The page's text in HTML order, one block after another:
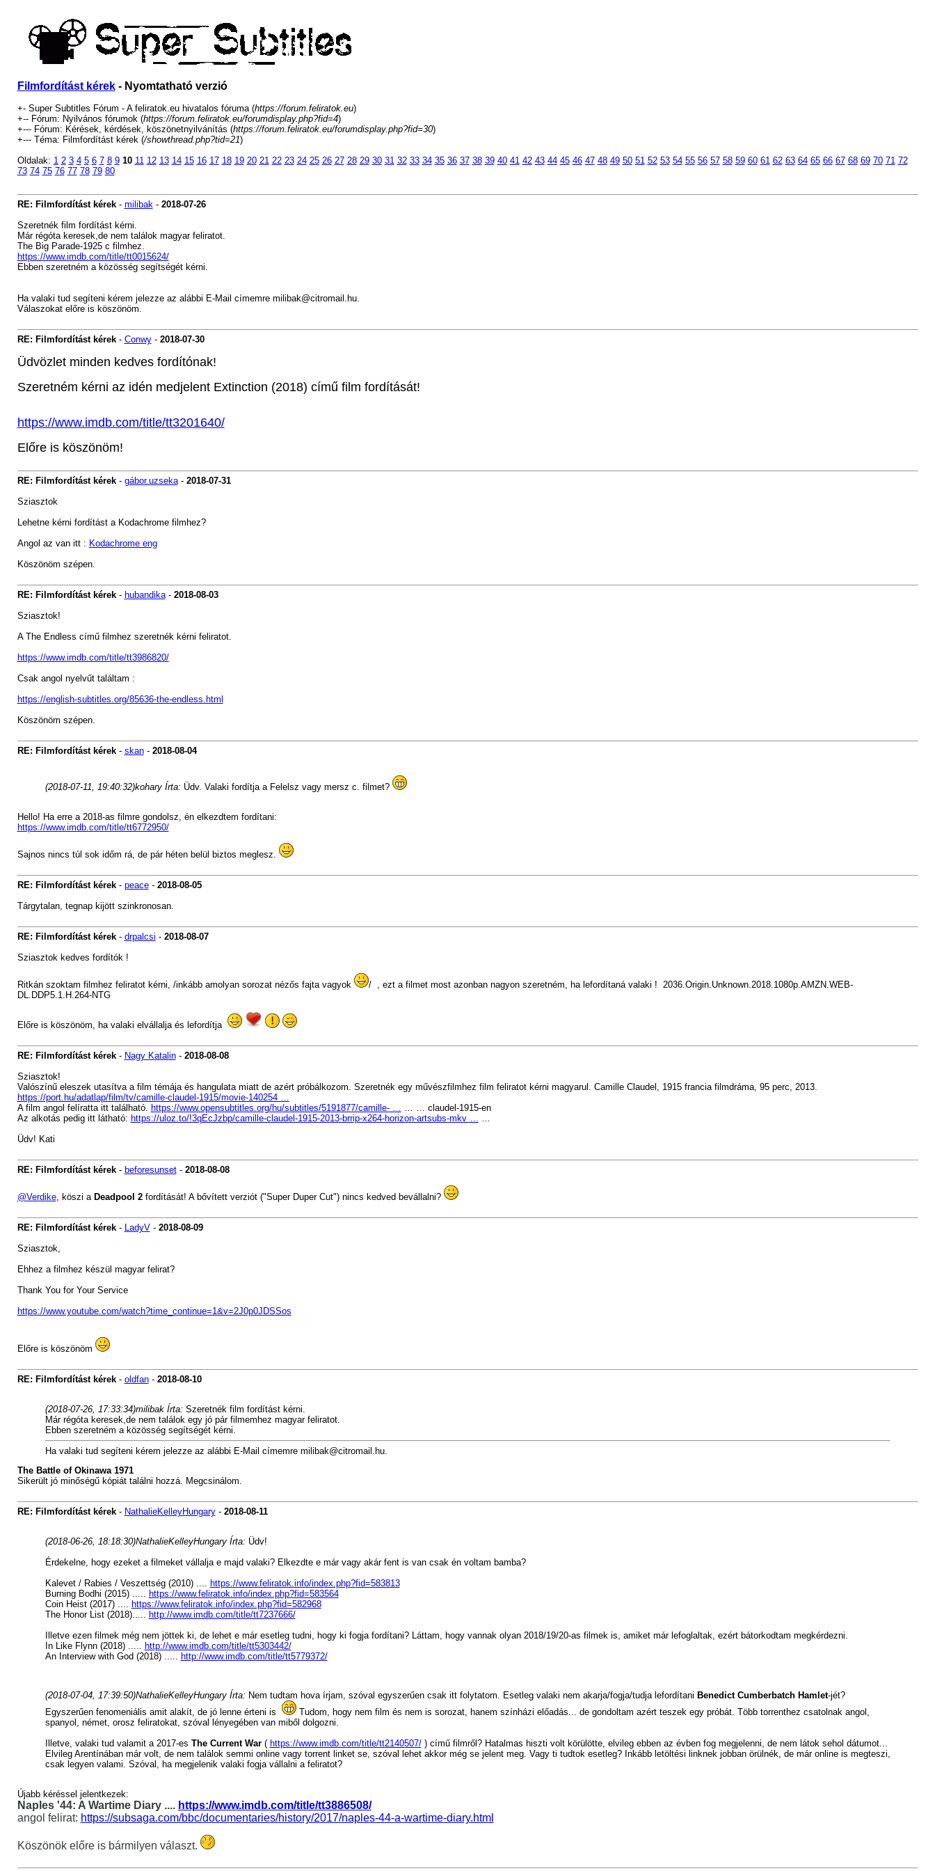
Filmfordítást kérek- Nyomtatható verzió
+- Super Subtitles Fórum - A feliratok.eu hivatalos fóruma (https://forum.feliratok.eu)
+-- Fórum: Nyilvános fórumok (https://forum.feliratok.eu/forumdisplay.php?fid=4)
+--- Fórum: Kérések, kérdések, köszönetnyilvánítás (https://forum.feliratok.eu/forumdisplay.php?fid=30)
+--- Téma: Filmfordítást kérek (/showthread.php?tid=21)
Oldalak: 1 2 3 4 5 6 7 8 9 10 11 12 13 14 15 16 17 18 19 20 21 22 23 24 25 26 27 28 29 30 31 32 33 34 35 36 37 38 39 40 41 42 43 44 45 46 47 48 49 50 51 52 53 54 55 56 57 58 59 60 61 62 63 64 65 66 67 68 69 70 71 72
73 74 75 76 77 78 79 80
RE: Filmfordítást kérek- milibak- 2018-07-26
Szeretnék film fordítást kérni.
Már régóta keresek,de nem találok magyar feliratot.
The Big Parade-1925 c filmhez.
https://www.imdb.com/title/tt0015624/
Ebben szeretném a közösség segítségét kérni.
Ha valaki tud segíteni kérem jelezze az alábbi E-Mail címemre milibak@citromail.hu.
Válaszokat előre is köszönöm.
RE: Filmfordítást kérek- Conwy- 2018-07-30
Üdvözlet minden kedves fordítónak!
Szeretném kérni az idén medjelent Extinction (2018) című film fordítását!
https://www.imdb.com/title/tt3201640/
Előre is köszönöm!
RE: Filmfordítást kérek- gábor.uzseka- 2018-07-31
Sziasztok
Lehetne kérni fordítást a Kodachrome filmhez?
Angol az van itt : Kodachrome eng
Köszönöm szépen.
RE: Filmfordítást kérek- hubandika- 2018-08-03
Sziasztok!
A The Endless című filmhez szeretnék kérni feliratot.
https://www.imdb.com/title/tt3986820/
Csak angol nyelvűt találtam :
https://english-subtitles.org/85636-the-endless.html
Köszönöm szépen.
RE: Filmfordítást kérek- skan- 2018-08-04
(2018-07-11, 19:40:32)kohary Írta: Üdv. Valaki fordítja a Felelsz vagy mersz c. filmet?
Hello! Ha erre a 2018-as filmre gondolsz, én elkezdtem fordítani:
https://www.imdb.com/title/tt6772950/
Sajnos nincs túl sok időm rá, de pár héten belül biztos meglesz.
RE: Filmfordítást kérek- peace- 2018-08-05
Tárgytalan, tegnap kijött szinkronosan.
RE: Filmfordítást kérek- drpalcsi - 2018-08-07
Sziasztok kedves fordítók !
Ritkán szoktam filmhez feliratot kérni, /inkább amolyan sorozat nézős fajta vagyok / , ezt a filmet most azonban nagyon szeretném, ha lefordítaná valaki ! 2036.Origin.Unknown.2018.1080p.AMZN.WEB-
DL.DDP5.1.H.264-NTG
Előre is köszönöm, ha valaki elvállalja és lefordítja
RE: Filmfordítást kérek- Nagy Katalin- 2018-08-08
Sziasztok!
Valószínű eleszek utasítva a film témája és hangulata miatt de azért próbálkozom. Szeretnék egy művészfilmhez film feliratot kérni magyarul. Camille Claudel, 1915 francia filmdráma, 95 perc, 2013.
https://port.hu/adatlap/film/tv/camille-claudel-1915/movie-140254 …
A film angol felíratta itt található. https://www.opensubtitles.org/hu/subtitles/5191877/camille- … … … claudel-1915-en
Az alkotás pedig itt látható: https://uloz.to/!3qEcJzbp/camille-claudel-1915-2013-brrip-x264-horizon-artsubs-mkv … …
Üdv! Kati
RE: Filmfordítást kérek- beforesunset- 2018-08-08
@Verdike, köszi a Deadpool 2 fordítását! A bővített verziót ("Super Duper Cut") nincs kedved bevállalni?
RE: Filmfordítást kérek- LadyV- 2018-08-09
Sziasztok,
Ehhez a filmhez készül magyar felirat?
Thank You for Your Service
https://www.youtube.com/watch?time_continue=1&v=2J0p0JDSSos
Előre is köszönöm
RE: Filmfordítást kérek- oldfan- 2018-08-10
(2018-07-26, 17:33:34)milibak Írta: Szeretnék film fordítást kérni.
Már régóta keresek,de nem találok egy jó pár filmemhez magyar feliratot.
Ebben szeretném a közösség segítségét kérni.
Ha valaki tud segíteni kérem jelezze az alábbi E-Mail címemre milibak@citromail.hu.
The Battle of Okinawa 1971
Sikerült jó minőségű kópiát találni hozzá. Megcsinálom.
RE: Filmfordítást kérek- NathalieKelleyHungary- 2018-08-11
(2018-06-26, 18:18:30)NathalieKelleyHungary Írta: Üdv!
Érdekelne, hogy ezeket a filmeket vállalja e majd valaki? Elkezdte e már vagy akár fent is van csak én voltam bamba?
Kalevet / Rabies / Veszettség (2010) .... https://www.feliratok.info/index.php?fid=583813
Burning Bodhi (2015) ..... https://www.feliratok.info/index.php?fid=583564
Coin Heist (2017) .... https://www.feliratok.info/index.php?fid=582968
The Honor List (2018)..... http://www.imdb.com/title/tt7237666/
Illetve ezen filmek még nem jöttek ki, de lehet e már esetleg tudni, hogy ki fogja fordítani? Láttam, hogy vannak olyan 2018/19/20-as filmek is, amiket már lefoglaltak, ezért bátorkodtam megkérdezni.
In Like Flynn (2018) ..... http://www.imdb.com/title/tt5303442/
An Interview with God (2018) ..... http://www.imdb.com/title/tt5779372/
(2018-07-04, 17:39:50)NathalieKelleyHungary Írta: Nem tudtam hova írjam, szóval egyszerűen csak itt folytatom. Esetleg valaki nem akarja/fogja/tudja lefordítani Benedict Cumberbatch Hamlet-jét?
Egyszerűen fenomeniális amit alakít, de jó lenne érteni is
Tudom, hogy nem film és nem is sorozat, hanem színházi előadás... de gondoltam azért teszek egy próbát. Több torrenthez csatolnak angol,
spanyol, német, orosz feliratokat, szóval lényegében van miből dolgozni.
Illetve, valaki tud valamit a 2017-es The Current War( https://www.imdb.com/title/tt2140507/) című filmről? Hatalmas hiszti volt körülötte, elvileg ebben az évben fog megjelenni, de nem látok sehol dátumot...
Elvileg Arentínában már volt, de nem találok semmi online vagy torrent linket se, szóval lehet akkor még se jelent meg. Vagy ti tudtok esetleg? Inkább letöltési linknek jobban örülnék, de már online is megteszi,
csak legyen valami. Szóval, ha megjelenik valaki fogja vállalni a feliratot?
Újabb kéréssel jelentkezek:
Naples '44: A Wartime Diary .... https://www.imdb.com/title/tt3886508/
angol felirat: https://subsaga.com/bbc/documentaries/history/2017/naples-44-a-wartime-diary.html
Köszönök előre is bármilyen választ.